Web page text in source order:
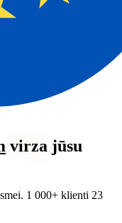
virza jūsu
1 000+ klienti 23